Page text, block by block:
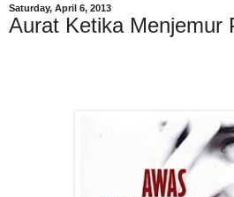
Saturday, April 6, 2013
Aurat Ketika Menjemur